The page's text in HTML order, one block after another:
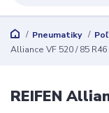
Pneumatiky
Alliance VF 520 / 85 R46
REIFEN